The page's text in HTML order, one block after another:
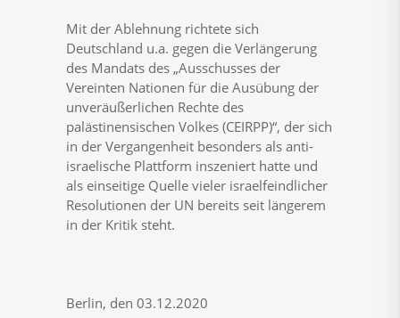
Mit der Ablehnung richtete sich
Deutschland u.a. gegen die Verlängerung
des Mandats des „Ausschusses der
Vereinten Nationen für die Ausübung der
unveräußerlichen Rechte des
palästinensischen Volkes (CEIRPP)“, der sich
in der Vergangenheit besonders als anti-
israelische Plattform inszeniert hatte und
als einseitige Quelle vieler israelfeindlicher
Resolutionen der UN bereits seit längerem
in der Kritik steht.
Berlin, den 03.12.2020